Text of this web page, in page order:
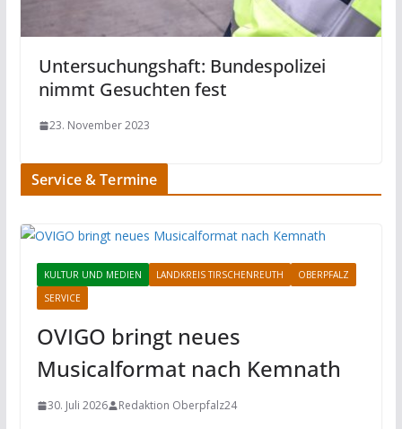
Untersuchungshaft: Bundespolizei
nimmt Gesuchten fest
23. November 2023
Service & Termine
KULTUR UND MEDIEN LANDKREIS TIRSCHENREUTH
OBERPFALZ
SERVICE
OVIGO bringt neues
Musicalformat nach Kemnath
30. Juli 2026 Redaktion Oberpfalz24